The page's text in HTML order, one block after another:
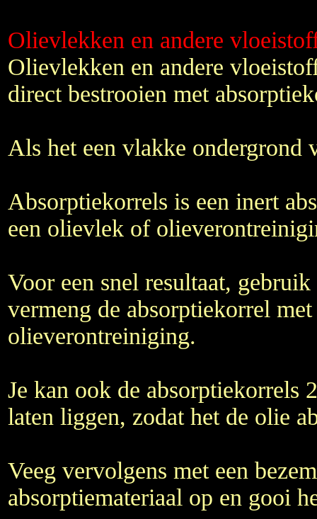
Olievlekken en andere
Olievlekken en andere
direct bestrooien met
Als het een vlakke ondergrond
Absorptiekorrels is een inert
een olievlek of
Voor een snel resultaat, gebruik
vermeng de absorptiekorrel met
olieverontreiniging.
Je kan ook de absorptiekorrels
laten liggen, zodat het de olie
Veeg vervolgens met een
absorptiemateriaal op en gooi